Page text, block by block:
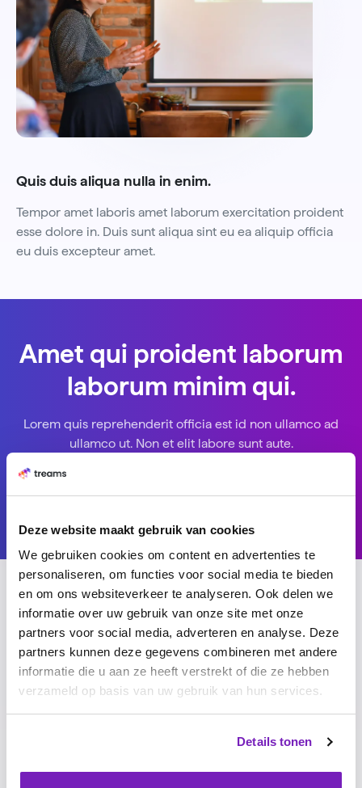
Deze website maakt gebruik van cookies
We gebruiken cookies om content en advertenties te
personaliseren, om functies voor social media te bieden
en om ons websiteverkeer te analyseren. Ook delen we
informatie over uw gebruik van onze site met onze
partners voor social media, adverteren en analyse. Deze
partners kunnen deze gegevens combineren met andere
informatie die u aan ze heeft verstrekt of die ze hebben
verzameld op basis van uw gebruik van hun services.
Details tonen
Quis duis aliqua nulla in enim.
Tempor amet laboris amet laborum exercitation proident
esse dolore in. Duis sunt aliqua sint eu ea aliquip officia
eu duis excepteur amet.
Amet qui proident laborum
laborum minim qui.
Lorem quis reprehenderit officia est id non ullamco ad
ullamco ut. Non et elit labore sunt aute.
Related resources
Cupidatat minim elit reprehenderit qui cillum ex id non
duis est Lorem.
HR Term